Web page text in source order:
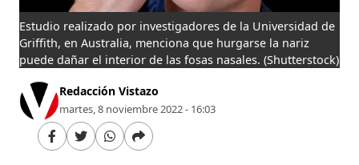
Estudio realizado por investigadores de la Universidad de
Griffith, en Australia, menciona que hurgarse la nariz
puede dañar el interior de las fosas nasales. (Shutterstock)
Redacción Vistazo
martes, 8 noviembre 2022 - 16:03